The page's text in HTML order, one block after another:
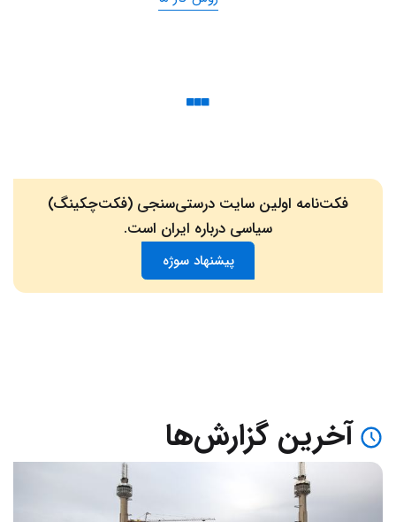
فکت‌نامه اولین سایت درستی‌سنجی (فکت‌چکینگ)
سیاسی درباره ایران است.
پیشنهاد سوژه
آخرین گزارش‌ها